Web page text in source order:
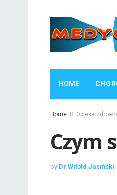
HOME
Home Opieka
Czym
by Dr Witold Jasiński